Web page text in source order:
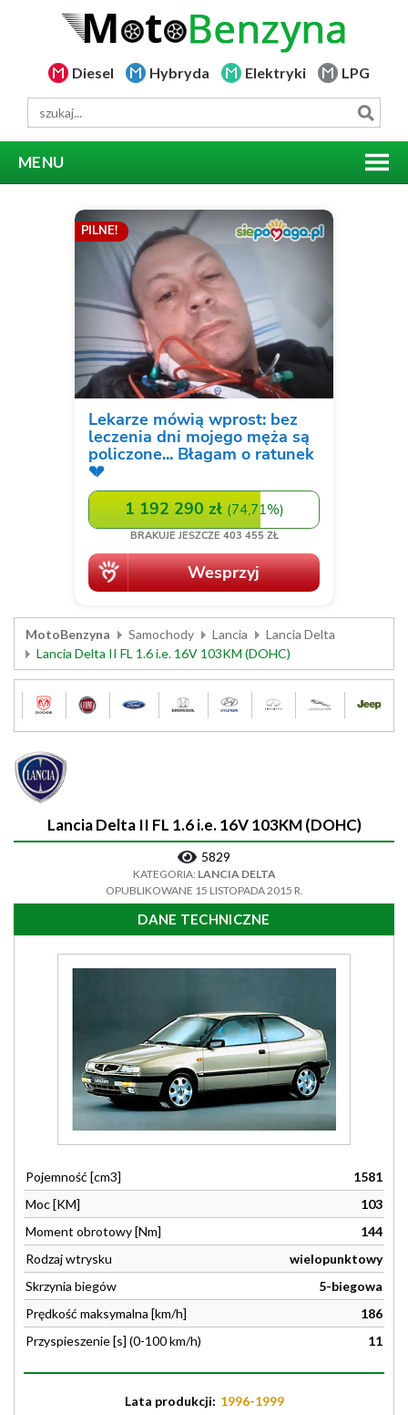
Diesel Hybryda Elektryki LPG
MENU
MotoBenzyna Samochody Lancia
Lancia Delta
Lancia Delta II FL 1.6 i.e. 16V 103KM (DOHC)
Lancia Delta II FL 1.6 i.e. 16V 103KM (DOHC)
5829
KATEGORIA: LANCIA DELTA
OPUBLIKOWANE 15 LISTOPADA 2015 R.
DANE TECHNICZNE
Pojemność [cm3]
1581
Moc [KM]
103
Moment obrotowy [Nm]
144
Rodzaj wtrysku
wielopunktowy
Skrzynia biegów
5-biegowa
Prędkość maksymalna [km/h]
186
Przyspieszenie [s] (0-100 km/h)
11
Lata produkcji: 1996-1999